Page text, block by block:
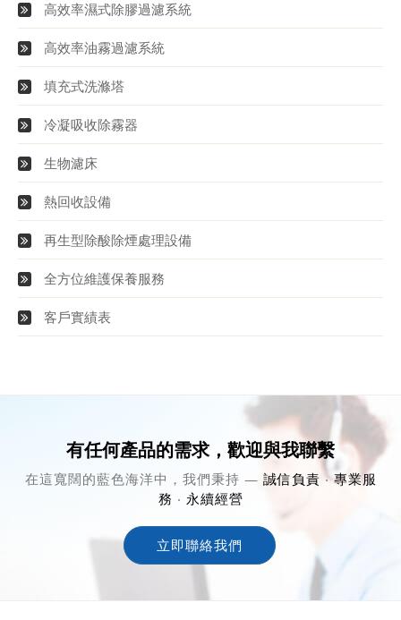
高效率濕式除膠過濾系統
高效率油霧過濾系統
填充式洗滌塔
冷凝吸收除霧器
生物濾床
熱回收設備
再生型除酸除煙處理設備
全方位維護保養服務
客戶實績表
有任何產品的需求，歡迎與我聯繫
在這寬闊的藍色海洋中，我們秉持 — 誠信負責 ‧專業服
務 ‧ 永續經營
立即聯絡我們